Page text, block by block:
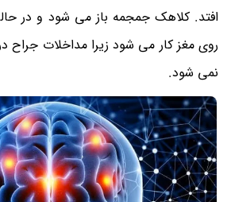
افتد. کلاهک جمجمه باز می شود و در
روی مغز کار می شود زیرا مداخلات جراح
نمی شود.